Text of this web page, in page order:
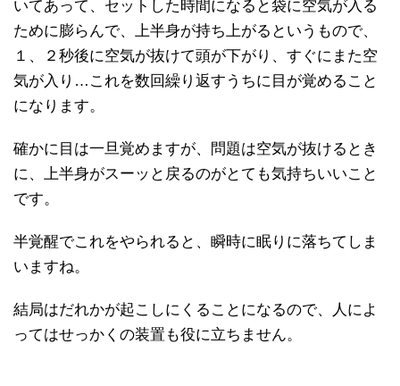
いてあって、セットした時間になると袋に空気が入る
ために膨らんで、上半身が持ち上がるというもので、
１、２秒後に空気が抜けて頭が下がり、すぐにまた空
気が入り…これを数回繰り返すうちに目が覚めること
になります。
確かに目は一旦覚めますが、問題は空気が抜けるとき
に、上半身がスーッと戻るのがとても気持ちいいこと
です。
半覚醒でこれをやられると、瞬時に眠りに落ちてしま
いますね。
結局はだれかが起こしにくることになるので、人によ
ってはせっかくの装置も役に立ちません。